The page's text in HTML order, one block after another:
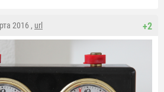
+2
2016 , url